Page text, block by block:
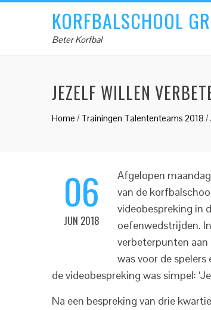
KORFBALSCHOOL
Beter Korfbal
JEZELF WILLEN
Home /Trainingen Talententeams 2018 /
06
JUN 2018
Afgelopen
van de
videobespreking in
oefenwedstrijden.
verbeterpunten
was voor de
de videobespreking was simpel:
Na een bespreking van drie